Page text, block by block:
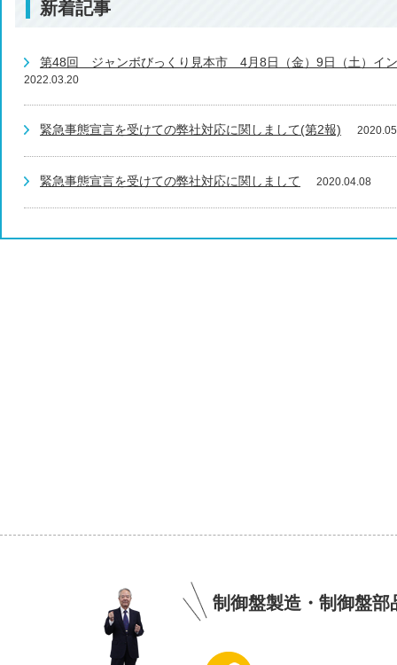
新着記事
第48回 ジャンボびっくり見本市 4月8日（金）9日（土）イ
2022.03.20
緊急事態宣言を受けての弊社対応に関しまして(第2報)
緊急事態宣言を受けての弊社対応に関しまして 2020.04.08
制御盤製造・制御盤